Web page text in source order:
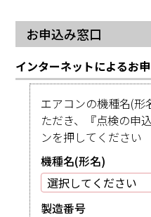
お申込み窓口
インターネットによるお
エアコンの機種名(
ただき、『点検の申
ンを押してください
機種名(形名)
製造番号